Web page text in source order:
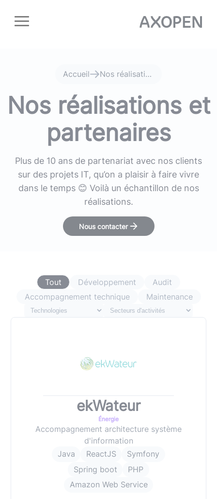
Accueil Nos réalisations
Nos réalisations et
partenaires
Plus de 10 ans de partenariat avec nos clients
sur des projets IT, qu’on a plaisir à faire vivre
dans le temps 😊 Voilà un échantillon de nos
réalisations.
Nous contacter
Tout Développement
Audit
Accompagnement technique
Maintenance
ekWateur
Énergie
Accompagnement architecture système
d'information
Java
ReactJS
Symfony
Spring boot
PHP
Amazon Web Service